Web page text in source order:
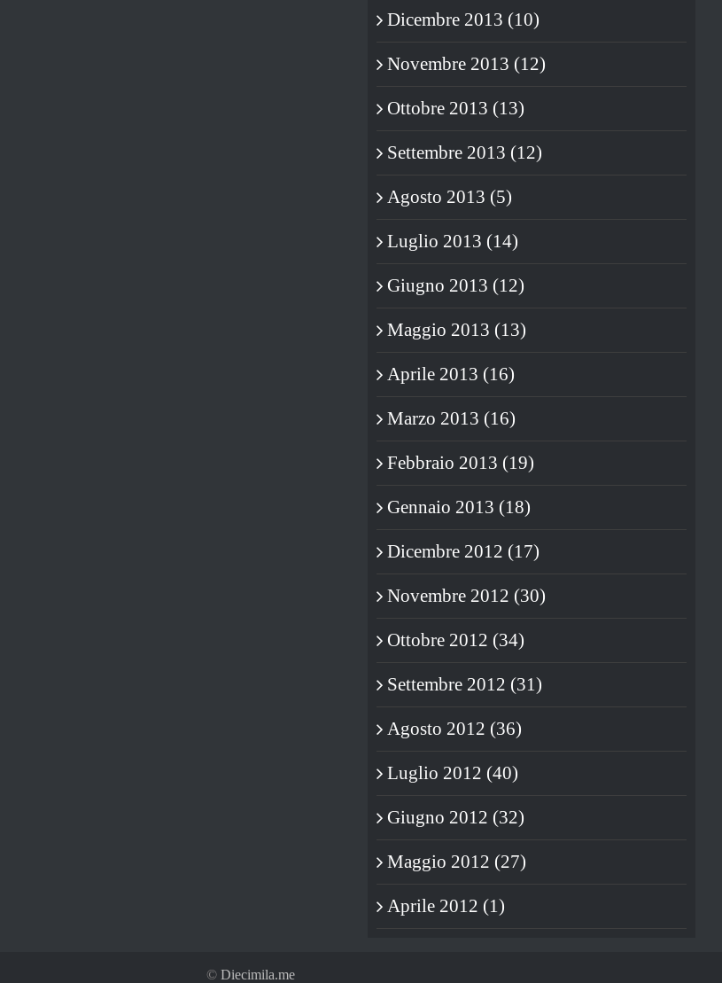
Dicembre 2013 (10)
Novembre 2013 (12)
Ottobre 2013 (13)
Settembre 2013 (12)
Agosto 2013 (5)
Luglio 2013 (14)
Giugno 2013 (12)
Maggio 2013 (13)
Aprile 2013 (16)
Marzo 2013 (16)
Febbraio 2013 (19)
Gennaio 2013 (18)
Dicembre 2012 (17)
Novembre 2012 (30)
Ottobre 2012 (34)
Settembre 2012 (31)
Agosto 2012 (36)
Luglio 2012 (40)
Giugno 2012 (32)
Maggio 2012 (27)
Aprile 2012 (1)
© Diecimila.me